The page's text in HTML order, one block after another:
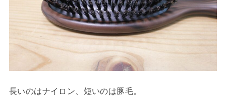
長いのはナイロン、短いのは豚毛。